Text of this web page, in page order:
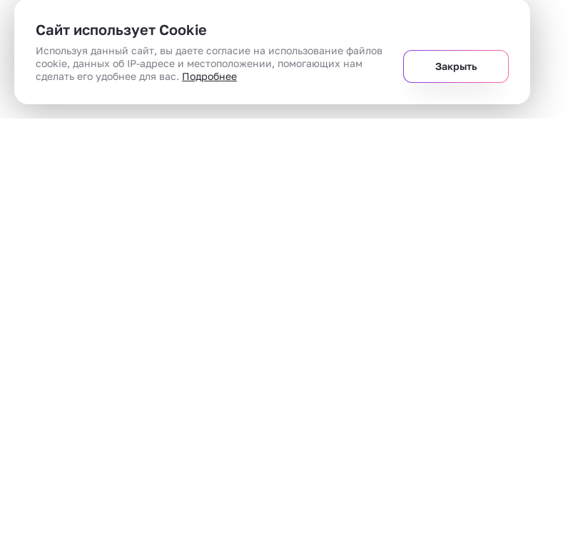
Сайт использует Cookie
Используя данный сайт, вы даете согласие на использование файлов
cookie, данных об IP-адресе и местоположении, помогающих нам
сделать его удобнее для вас. Подробнее
Закрыть